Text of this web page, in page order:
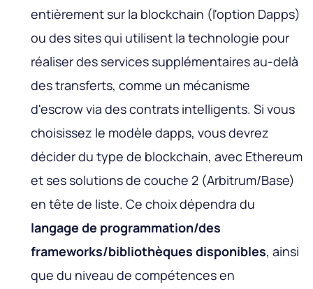
entièrement sur la blockchain (l'option Dapps)
ou des sites qui utilisent la technologie pour
réaliser des services supplémentaires au-delà
des transferts, comme un mécanisme
d'escrow via des contrats intelligents. Si vous
choisissez le modèle dapps, vous devrez
décider du type de blockchain, avec Ethereum
et ses solutions de couche 2 (Arbitrum/Base)
en tête de liste. Ce choix dépendra du
langage de programmation/des
frameworks/bibliothèques disponibles, ainsi
que du niveau de compétences en